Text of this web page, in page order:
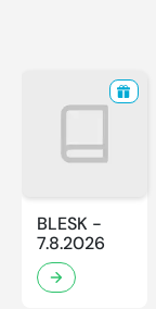
BLESK -
7.8.2026